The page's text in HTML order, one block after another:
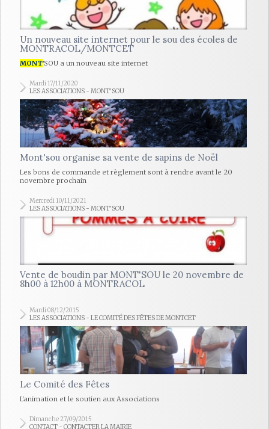
Un nouveau site internet pour le sou des écoles de
MONTRACOL/MONTCET
MONT'SOU a un nouveau site internet
Mardi 17/11/2020
LES ASSOCIATIONS - MONT'SOU
Mont'sou organise sa vente de sapins de Noël
Les bons de commande et règlement sont à rendre avant le 20
novembre prochain
Mercredi 10/11/2021
LES ASSOCIATIONS - MONT'SOU
Vente de boudin par MONT'SOU le 20 novembre de
8h00 à 12h00 à MONTRACOL
Mardi 08/12/2015
LES ASSOCIATIONS - LE COMITÉ DES FÊTES DE MONTCET
Le Comité des Fêtes
L'animation et le soutien aux Associations
Dimanche 27/09/2015
CONTACT - CONTACTER LA MAIRIE